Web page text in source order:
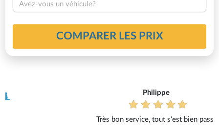
Avez-vous un véhicule?
COMPARER LES PRIX
Très bon service, tout s'est bien passé.